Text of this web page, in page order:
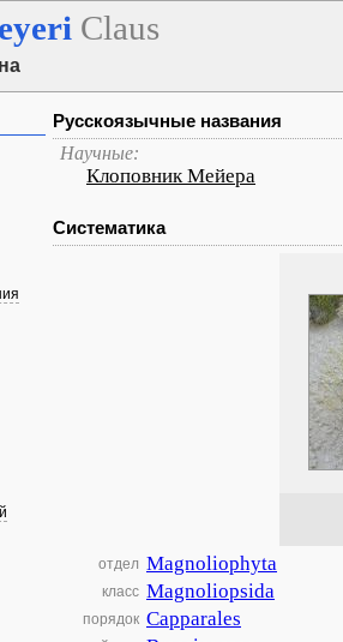
Claus
Русскоязычные названия
Научные:
Клоповник Мейера
Систематика
отдел Magnoliophyta
класс Magnoliopsida
порядок Capparales